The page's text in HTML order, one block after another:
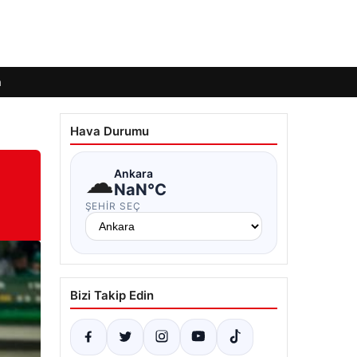
Hava Durumu
☁Ankara
NaN°C
ŞEHIR SEÇ
Bizi Takip Edin